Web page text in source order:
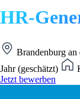
HR-
Brandenburg an
Jahr (geschätzt)
Jetzt bewerben